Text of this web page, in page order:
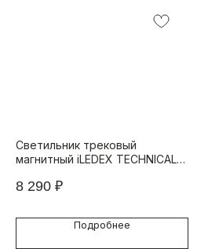
Светильник трековый
магнитный iLEDEX TECHNICAL
38DG-4000K-BK
8 290 ₽
Подробнее